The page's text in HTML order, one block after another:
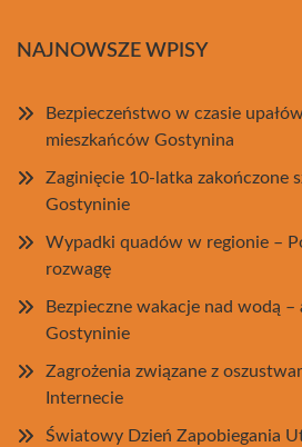
NAJNOWSZE WPISY
Bezpieczeństwo w czasie
mieszkańców Gostynina
Zaginięcie 10-latka zakończone
Gostyninie
Wypadki quadów w regionie –
rozwagę
Bezpieczne wakacje nad wodą
Gostyninie
Zagrożenia związane z
Internecie
Światowy Dzień Zapobiegania